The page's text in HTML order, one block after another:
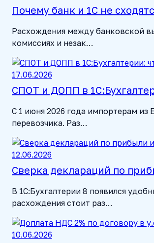
Почему банк и 1С не
Расхождения между банковской
комиссиях и незак…
17.06.2026
СПОТ и ДОПП в
С 1 июня 2026 года импортерам из
перевозчика. Раз…
12.06.2026
Сверка деклараций по
В 1С:Бухгалтерии 8 появился
расхождения стоит раз…
10.06.2026